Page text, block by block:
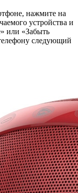
нажмите на
устройства и
или «Забыть
следующий